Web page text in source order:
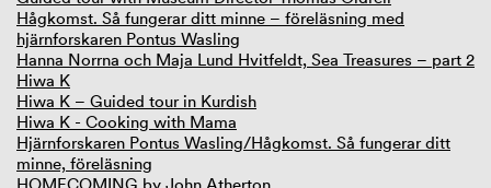
Hågkomst. Så fungerar ditt minne – föreläsning med
hjärnforskaren Pontus Wasling
Hanna Norrna och Maja Lund Hvitfeldt, Sea Treasures – part 2
Hiwa K
Hiwa K – Guided tour in Kurdish
Hiwa K - Cooking with Mama
Hjärnforskaren Pontus Wasling/Hågkomst. Så fungerar ditt
minne, föreläsning